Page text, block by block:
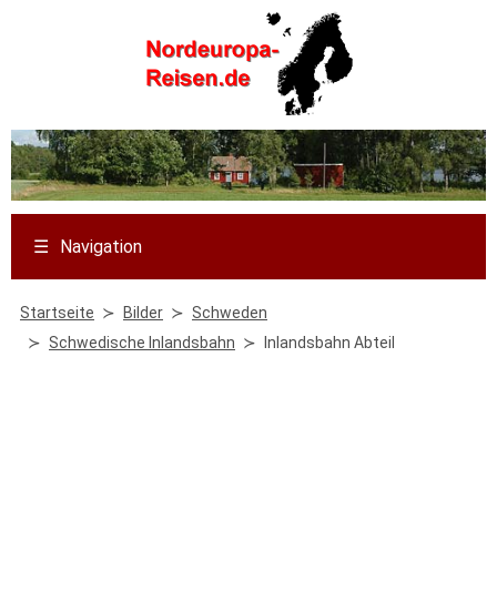
☰ Navigation
Startseite Bilder
Schweden
Schwedische Inlandsbahn
Inlandsbahn Abteil